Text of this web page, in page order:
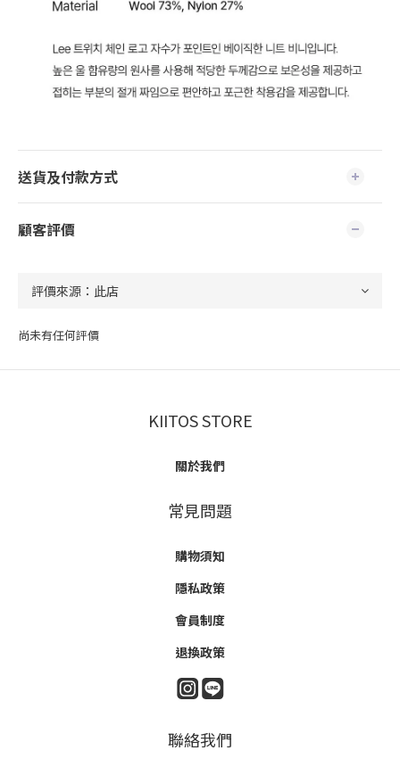
送貨及付款方式
顧客評價
尚未有任何評價
KIITOS STORE
關於我們
常見問題
購物須知
隱私政策
會員制度
退換政策
聯絡我們